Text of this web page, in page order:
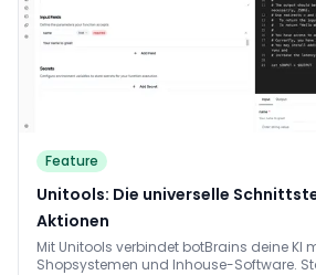
Feature
Unitools: Die universelle
Aktionen
Mit Unitools verbindet botBrains deine KI
Shopsystemen und Inhouse-Software.